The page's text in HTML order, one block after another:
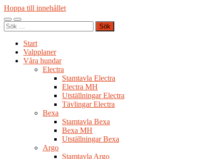
Hoppa till innehållet
Slå
på/av
Slå
på/av
Sök
efter:
Start
Valpplaner
Våra hundar
Electra
Stamtavla Electra
Electra MH
Utställningar Electra
Tävlingar Electra
Bexa
Stamtavla Bexa
Bexa MH
Utställningar Bexa
Argo
Stamtavla Argo